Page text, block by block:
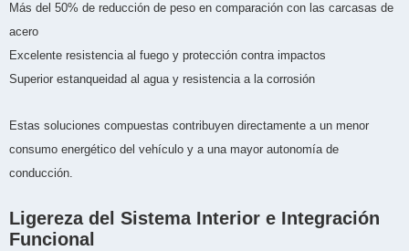
Más del 50% de reducción de peso en comparación con las carcasas de
acero
Excelente resistencia al fuego y protección contra impactos
Superior estanqueidad al agua y resistencia a la corrosión
Estas soluciones compuestas contribuyen directamente a un menor
consumo energético del vehículo y a una mayor autonomía de
conducción.
Ligereza del Sistema Interior e Integración
Funcional